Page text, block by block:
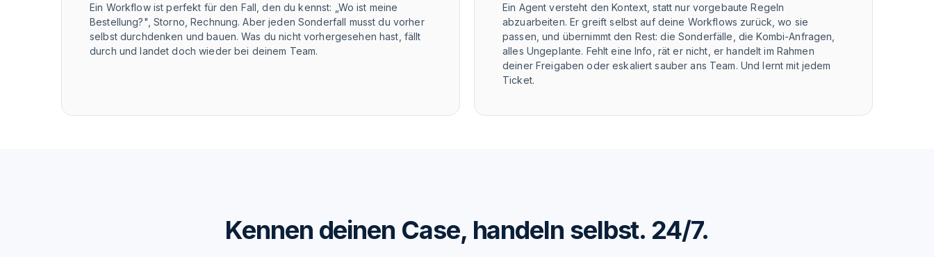
Ein Workflow ist perfekt für den Fall, den du kennst: „Wo ist meine
Bestellung?", Storno, Rechnung. Aber jeden Sonderfall musst du vorher
selbst durchdenken und bauen. Was du nicht vorhergesehen hast, fällt
durch und landet doch wieder bei deinem Team.
Ein Agent versteht den Kontext, statt nur vorgebaute Regeln
abzuarbeiten. Er greift selbst auf deine Workflows zurück, wo sie
passen, und übernimmt den Rest: die Sonderfälle, die Kombi-Anfragen,
alles Ungeplante. Fehlt eine Info, rät er nicht, er handelt im Rahmen
deiner Freigaben oder eskaliert sauber ans Team. Und lernt mit jedem
Ticket.
Kennen deinen Case, handeln selbst. 24/7.